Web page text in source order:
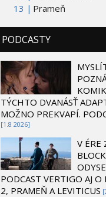
13 | Prameň
PODCASTY
TÝCHTO DVANÁSŤ
MOŽNO PREKVAPÍ.
[1.8 2026]
V ÉRE
PODCAST VERTIGO AJ O
2, PRAMEŇ A LEVITICUS